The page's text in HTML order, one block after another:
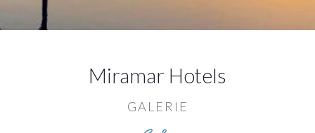
Miramar Hotels
GALERIE